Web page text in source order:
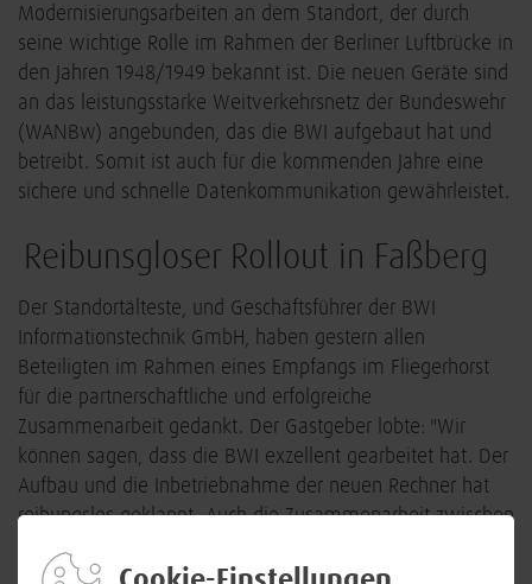
Modernisierungsarbeiten an dem Standort, der durch
seine wichtige Rolle im Rahmen der Berliner Luftbrücke in
den Jahren 1948/1949 bekannt ist. Die neuen Geräte sind
an das leistungsstarke Weitverkehrsnetz der Bundeswehr
(WANBw) angebunden, das die BWI aufgebaut hat und
betreibt. Somit ist auch für die kommenden Jahre eine
sichere und schnelle Datenkommunikation gewährleistet.
Reibunsgloser Rollout in Faßberg
Der Standortälteste, und Geschäftsführer der BWI
Informationstechnik GmbH, haben gestern allen
Beteiligten im Rahmen eines Empfangs im Fliegerhorst
für die partnerschaftliche und erfolgreiche
Zusammenarbeit gedankt. Der Gastgeber lobte: "Wir
können sagen, dass die BWI exzellent gearbeitet hat. Der
Aufbau und die Inbetriebnahme der neuen Rechner hat
reibungslos geklappt. Auch die Zusammenarbeit zwischen
kooperative Miteinander aller Beteiligten wäre diese